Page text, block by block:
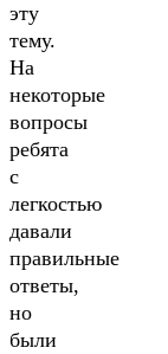
эту
тему.
На
некоторые
вопросы
ребята
с
легкостью
давали
правильные
ответы,
но
были